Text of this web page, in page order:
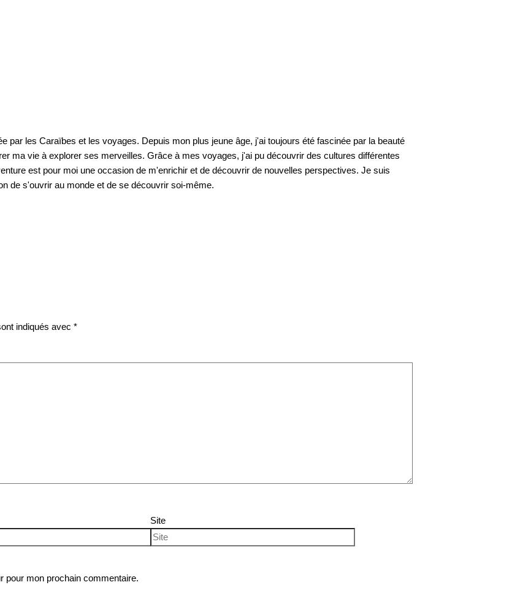
par les Caraïbes et les voyages. Depuis mon plus jeune âge, j'ai toujours été fascinée par la beauté
ma vie à explorer ses merveilles. Grâce à mes voyages, j'ai pu découvrir des cultures différentes
est pour moi une occasion de m'enrichir et de découvrir de nouvelles perspectives. Je suis
de s'ouvrir au monde et de se découvrir soi-même.
indiqués avec *
Site
pour mon prochain commentaire.